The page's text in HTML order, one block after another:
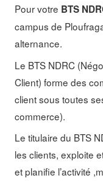
Pour votre BTS
campus de
alternance.
Le BTS NDRC
Client) forme des
client sous toutes
commerce).
Le titulaire du BTS
les clients, exploite
et planifie l’activité